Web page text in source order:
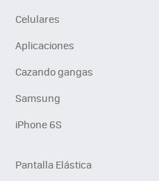
Celulares
Aplicaciones
Cazando gangas
Samsung
iPhone 6S
Pantalla Elástica